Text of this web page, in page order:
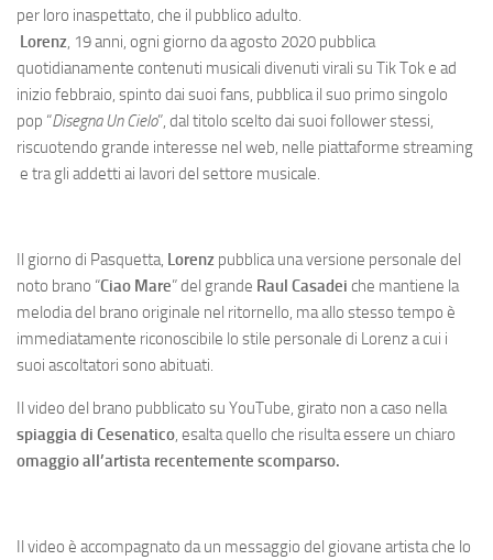
per loro inaspettato, che il pubblico adulto.
Lorenz, 19 anni, ogni giorno da agosto 2020 pubblica
quotidianamente contenuti musicali divenuti virali su Tik Tok e ad
inizio febbraio, spinto dai suoi fans, pubblica il suo primo singolo
pop “Disegna Un Cielo”, dal titolo scelto dai suoi follower stessi,
riscuotendo grande interesse nel web, nelle piattaforme streaming
e tra gli addetti ai lavori del settore musicale.
Il giorno di Pasquetta, Lorenz pubblica una versione personale del
noto brano “Ciao Mare” del grande Raul Casadei che mantiene la
melodia del brano originale nel ritornello, ma allo stesso tempo è
immediatamente riconoscibile lo stile personale di Lorenz a cui i
suoi ascoltatori sono abituati.
Il video del brano pubblicato su YouTube, girato non a caso nella
spiaggia di Cesenatico, esalta quello che risulta essere un chiaro
omaggio all’artista recentemente scomparso.
Il video è accompagnato da un messaggio del giovane artista che lo